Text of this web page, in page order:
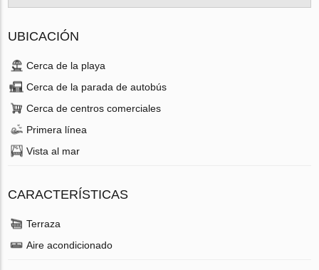
UBICACIÓN
Cerca de la playa
Cerca de la parada de autobús
Cerca de centros comerciales
Primera línea
Vista al mar
CARACTERÍSTICAS
Terraza
Aire acondicionado